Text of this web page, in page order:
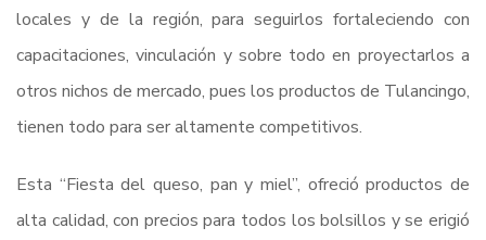
locales y de la región, para seguirlos fortaleciendo con
capacitaciones, vinculación y sobre todo en proyectarlos a
otros nichos de mercado, pues los productos de Tulancingo,
tienen todo para ser altamente competitivos.
Esta “Fiesta del queso, pan y miel”, ofreció productos de
alta calidad, con precios para todos los bolsillos y se erigió